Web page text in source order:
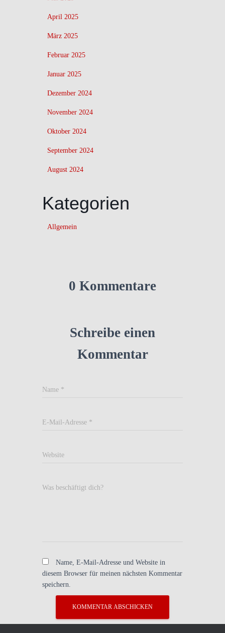
April 2025
März 2025
Februar 2025
Januar 2025
Dezember 2024
November 2024
Oktober 2024
September 2024
August 2024
Kategorien
Allgemein
0 Kommentare
Schreibe einen
Kommentar
Name *
E-Mail-Adresse *
Website
Was beschäftigt dich?
Name, E-Mail-Adresse und Website in
diesem Browser für meinen nächsten Kommentar
speichern.